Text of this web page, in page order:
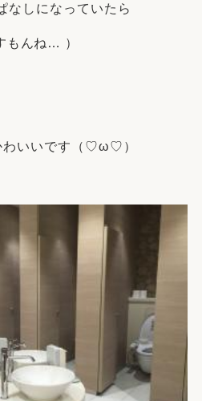
なしになっていたら
もんね… ）
わいいです（♡ω♡）